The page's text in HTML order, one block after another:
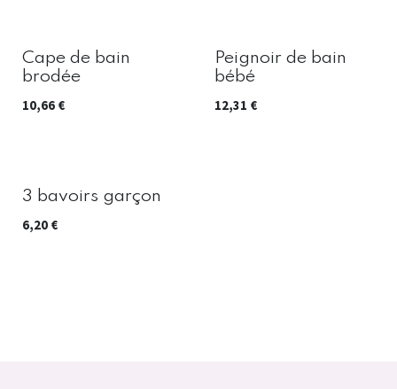
Cape de bain
brodée
10,66 €
Peignoir de bain
bébé
12,31 €
3 bavoirs garçon
6,20 €